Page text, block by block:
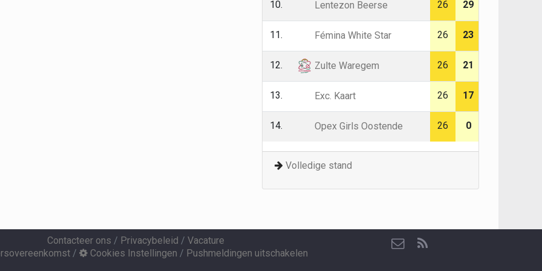
10. Lentezon Beerse 26 29
11. Fémina White Star 26 23
12. Zulte Waregem 26 21
13. Exc. Kaart 26 17
14. Opex Girls Oostende 26 0
Volledige stand
Contacteer ons / Privacybeleid / Vacature
/ Cookies Instellingen / Pushmeldingen uitschakelen